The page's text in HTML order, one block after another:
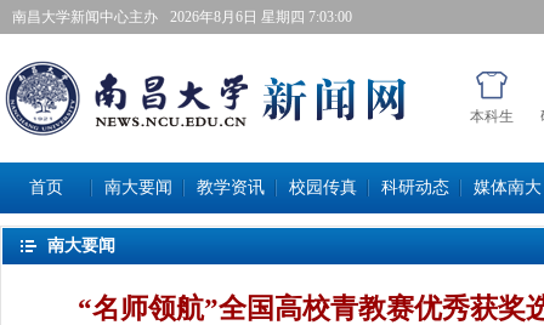
南昌大学新闻中心主办 2026年8月6日星期四 7:03:01
本科生
首页 南大要闻 教学资讯 校园传真 科研动态 媒体南大
南大要闻
“名师领航”全国高校青教赛优秀获奖